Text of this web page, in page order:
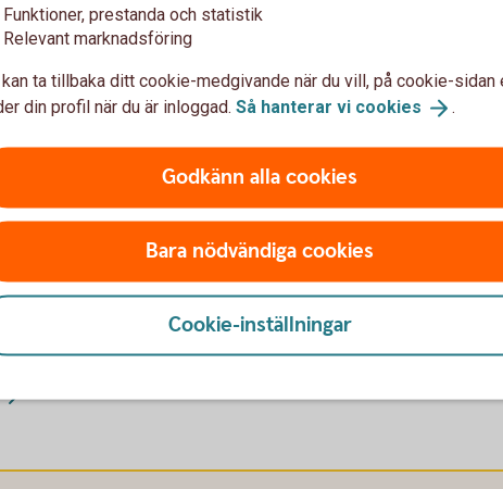
(1-4
Funktioner, prestanda och statistik
Relevant marknadsföring
kan ta tillbaka ditt cookie-medgivande när du vill, på cookie-sidan
din profil när du är inloggad. Så hanterar vi cookies .
Godkänn alla cookies
Bara nödvändiga cookies
Cookie-inställningar